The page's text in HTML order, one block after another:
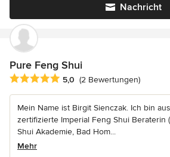
Nachricht
Pure Feng Shui
Durchschnittliche Bewertung: 5 von 5
5,0 (2 Bewertungen)
Mein Name ist Birgit Sienczak. Ich bin
zertifizierte Imperial Feng Shui Beraterin
Shui Akademie, Bad Hom...
Mehr